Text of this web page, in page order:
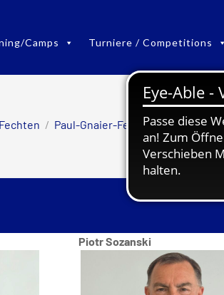
Camps Turniere / Competitions
Fechten / Paul-Gnaier-Fechtzentrum /
Piotr Sozanski